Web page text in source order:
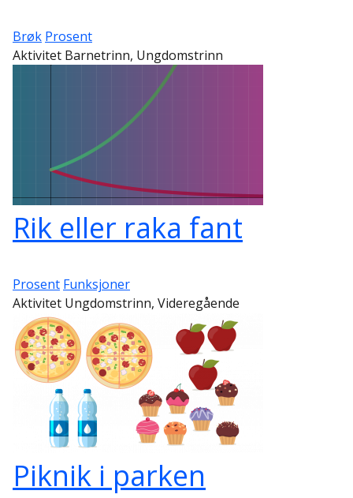
Brøk Prosent
Aktivitet Barnetrinn, Ungdomstrinn
Rik eller raka fant
Prosent Funksjoner
Aktivitet Ungdomstrinn, Videregående
Piknik i parken